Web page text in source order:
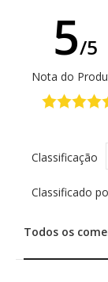
5/5
Nota do
Classificação
Classificado
Todos os